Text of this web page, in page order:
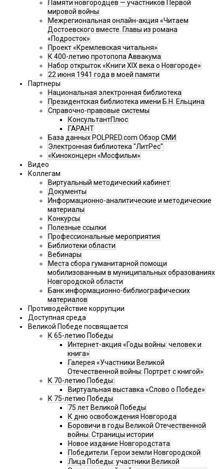
Памяти новгородцев — участников Первой
мировой войны
Межрегиональная онлайн-акция «Читаем
Достоевского вместе. Главы из романа
«Подросток»
Проект «Кремлевская читальня»
К 400-летию протопопа Аввакума
Набор открыток «Книги XIX века о Новгороде»
22 июня 1941 года в моей памяти
Партнеры
Национальная электронная библиотека
Президентская библиотека имени Б.Н. Ельцина
Справочно-правовые системы
КонсультантПлюс
ГАРАНТ
База данных POLPRED.com Обзор СМИ
Электронная библиотека "ЛитРес"
«Киноконцерн «Мосфильм»
Видео
Коллегам
Виртуальный методический кабинет
Документы
Информационно-аналитические и методические
материалы
Конкурсы
Полезные ссылки
Профессиональные мероприятия
Библиотеки области
Вебинары
Места сбора гуманитарной помощи
мобилизованным в муниципальных образованиях
Новгородской области
Банк информационно-библиографических
материалов
Противодействие коррупции
Доступная среда
Великой Победе посвящается
К 65-летию Победы
Интернет-акция «Годы войны: человек и
книга»
Галерея «Участники Великой
Отечественной войны: Портрет с книгой»
К 70-летию Победы:
Виртуальная выставка «Слово о Победе»
К 75-летию Победы
75 лет Великой Победы
К дню освобождения Новгорода
Боровичи в годы Великой Отечественной
войны. Страницы истории
Новое издание Новгородстата
Победители. Герои земли Новгородской
Лица Победы: участники Великой